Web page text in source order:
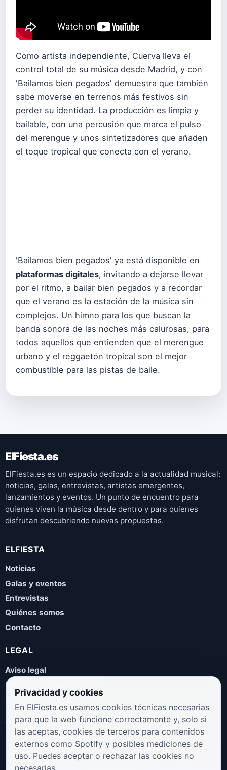
Como artista independiente, Cuerva lleva el
control total de su música desde Madrid, y con
'Bailamos bien pegados' demuestra que también
sabe moverse en terrenos más festivos sin
perder su identidad. La producción es limpia y
bailable, con una percusión que marca el pulso
del merengue y unos sintetizadores que añaden
el toque tropical que conecta con el verano.
'Bailamos bien pegados' ya está disponible en
plataformas digitales, invitando a dejarse llevar
por el ritmo, a bailar bien pegados y a recordar
que el verano es la estación de la música sin
complejos. Un himno para los que buscan la
banda sonora de las noches más calurosas, para
todos aquellos que entienden que el merengue
urbano y el reggaetón tropical son el mejor
combustible para las pistas de baile.
ElFiesta.es
ElFiesta.es es un espacio dedicado a la actualidad musical:
noticias, galas, entrevistas, artistas emergentes,
lanzamientos y eventos. Un punto de encuentro para
quienes viven la música desde dentro y para quienes
disfrutan descubriendo nuevas propuestas.
ELFIESTA
Noticias
Galas y eventos
Entrevistas
Quiénes somos
Contacto
LEGAL
Aviso legal
Política de privacidad
Política de cookies
COLABORA
¿Eres artista, manager, sello o promotor? Envíanos tus
novedades, galas, entrevistas o propuestas musicales.
Privacidad y cookies
En ElFiesta.es usamos cookies técnicas necesarias
para que la web funcione correctamente y, solo si
las aceptas, cookies de terceros para contenidos
externos como Spotify y posibles mediciones de
uso. Puedes aceptar o rechazar las cookies no
necesarias.